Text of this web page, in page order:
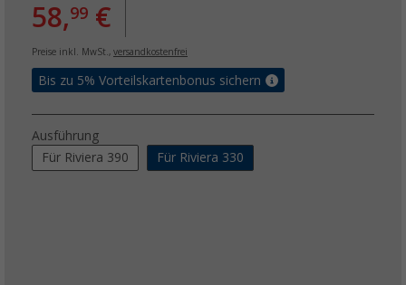
58,99 €
Preise inkl. MwSt., versandkostenfrei
Bis zu 5% Vorteilskartenbonus sichern
Ausführung
Für Riviera 390
Für Riviera 330